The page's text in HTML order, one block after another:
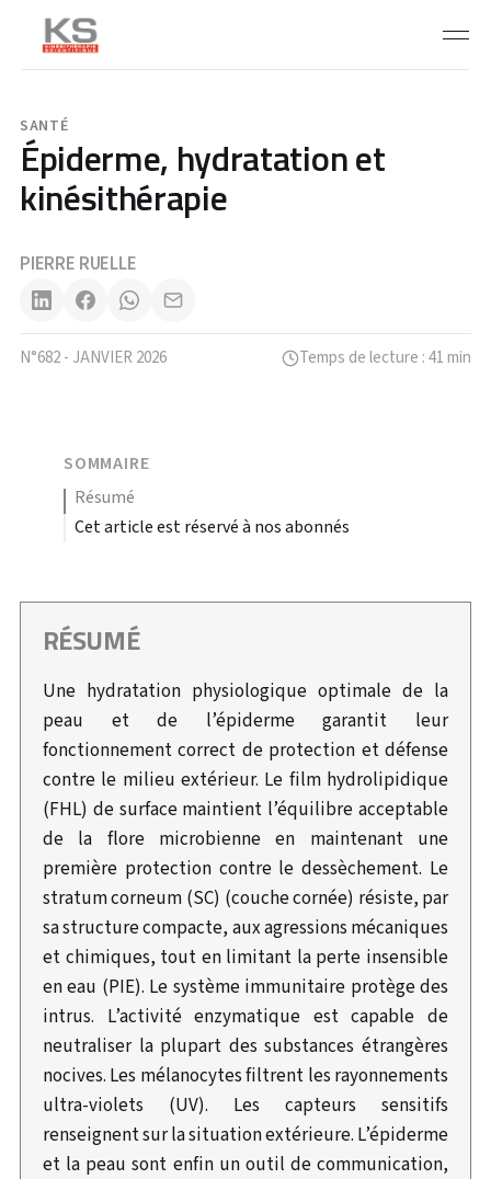
SANTÉ
Épiderme, hydratation et
kinésithérapie
PIERRE RUELLE
N°682 - JANVIER 2026 Temps de lecture : 41 min
SOMMAIRE
résumé
Cet article est réservé à nos abonnés
RÉSUMÉ
Une hydratation physiologique optimale de la
peau et de l’épiderme garantit leur
fonctionnement correct de protection et défense
contre le milieu extérieur. Le film hydrolipidique
(FHL) de surface maintient l’équilibre acceptable
de la flore microbienne en maintenant une
première protection contre le dessèchement. Le
stratum corneum (SC) (couche cornée) résiste, par
sa structure compacte, aux agressions mécaniques
et chimiques, tout en limitant la perte insensible
en eau (PIE). Le système immunitaire protège des
intrus. L’activité enzymatique est capable de
neutraliser la plupart des substances étrangères
nocives. Les mélanocytes filtrent les rayonnements
ultra-violets (UV). Les capteurs sensitifs
renseignent sur la situation extérieure. L’épiderme
et la peau sont enfin un outil de communication,